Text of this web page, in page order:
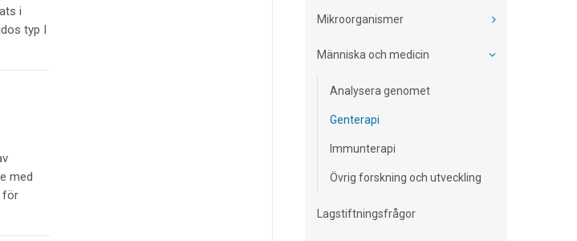
i
typ I
med
för
Mikroorganismer
Människa och medicin
Analysera genomet
Genterapi
Immunterapi
Övrig forskning och utveckling
Lagstiftningsfrågor